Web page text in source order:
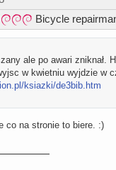
Bicycle
ale po awari zniknał.
w kwietniu wyjdzie w
ksiazki/de3bib.htm
co na stronie to biere. :)